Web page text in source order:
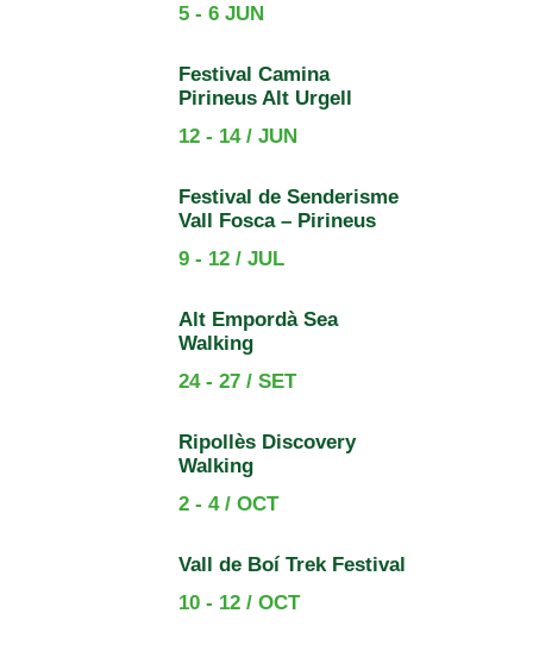
5 - 6 JUN
Festival Camina
Pirineus Alt Urgell
12 - 14 / JUN
Festival de Senderisme
Vall Fosca – Pirineus
9 - 12 / JUL
Alt Empordà Sea
Walking
24 - 27 / SET
Ripollès Discovery
Walking
2 - 4 / OCT
Vall de Boí Trek Festival
10 - 12 / OCT